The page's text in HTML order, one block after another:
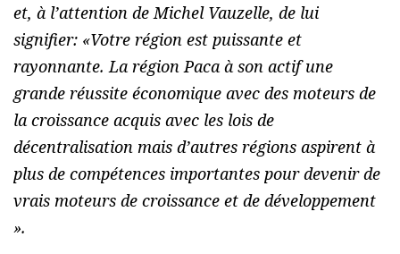
et, à l’attention de Michel Vauzelle, de lui
signifier: «Votre région est puissante et
rayonnante. La région Paca à son actif une
grande réussite économique avec des moteurs de
la croissance acquis avec les lois de
décentralisation mais d’autres régions aspirent à
plus de compétences importantes pour devenir de
vrais moteurs de croissance et de développement
».